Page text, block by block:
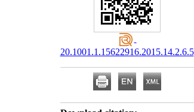
20.1001.1.15622916.2015.14.2.6.5